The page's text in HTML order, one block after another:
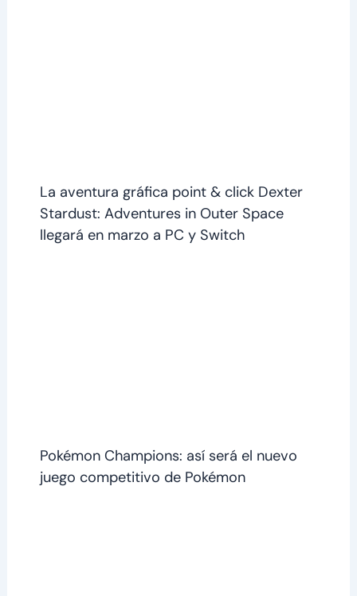
La aventura gráfica point & click Dexter
Stardust: Adventures in Outer Space
llegará en marzo a PC y Switch
Pokémon Champions: así será el nuevo
juego competitivo de Pokémon